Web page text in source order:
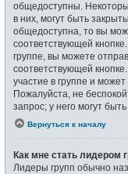
общедоступны.
в них, могут быть
общедоступна, то вы
соответствующей
группе, вы можете
соответствующей
участие в группе и
Пожалуйста, не
запрос; у него могут
Вернуться к началу
Как мне стать лидером
Лидеры групп обычно